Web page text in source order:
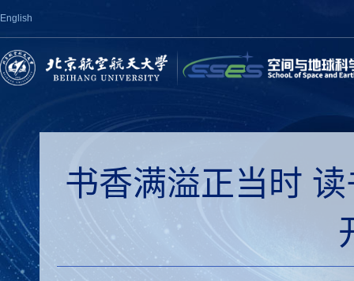
English
书香满溢正当时